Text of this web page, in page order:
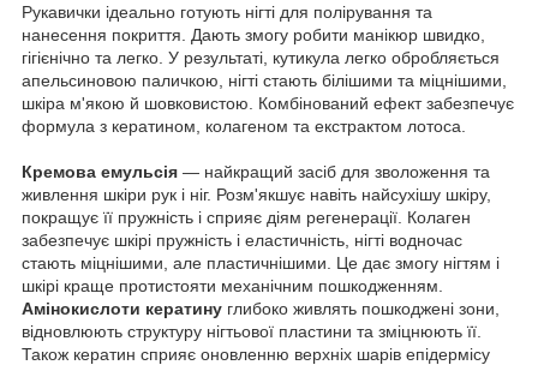
Рукавички ідеально готують нігті для полірування та
нанесення покриття. Дають змогу робити манікюр швидко,
гігієнічно та легко. У результаті, кутикула легко обробляється
апельсиновою паличкою, нігті стають білішими та міцнішими,
шкіра м'якою й шовковистою. Комбінований ефект забезпечує
формула з кератином, колагеном та екстрактом лотоса.
Кремова емульсія — найкращий засіб для зволоження та
живлення шкіри рук і ніг. Розм'якшує навіть найсухішу шкіру,
покращує її пружність і сприяє діям регенерації. Колаген
забезпечує шкірі пружність і еластичність, нігті водночас
стають міцнішими, але пластичнішими. Це дає змогу нігтям і
шкірі краще протистояти механічним пошкодженням.
Амінокислоти кератину глибоко живлять пошкоджені зони,
відновлюють структуру нігтьової пластини та зміцнюють її.
Також кератин сприяє оновленню верхніх шарів епідермісу